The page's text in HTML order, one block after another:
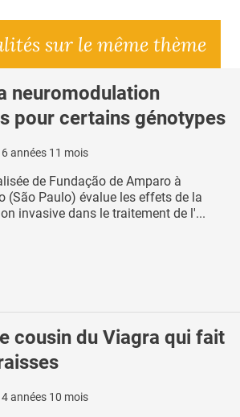
sur le même thème
neuromodulation
pour certains génotypes
6 années 11 mois
de Fundação de Amparo à
(São Paulo) évalue les effets de la
invasive dans le traitement de l'...
cousin du Viagra qui fait
4 années 10 mois